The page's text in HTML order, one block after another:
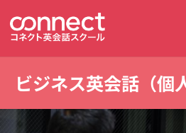
ビジネス英会話（個